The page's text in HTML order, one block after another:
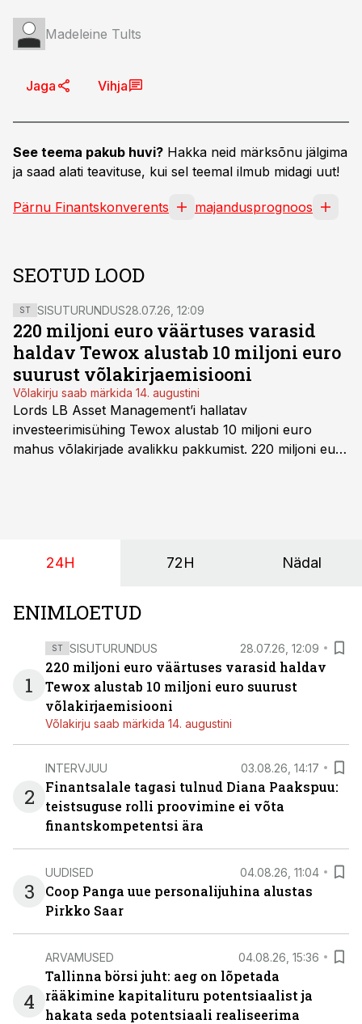
Madeleine Tults
Jaga Vihja
See teema pakub huvi? Hakka neid märksõnu jälgima
ja saad alati teavituse, kui sel teemal ilmub midagi uut!
Pärnu Finantskonverents majandusprognoos
SEOTUD LOOD
ST SISUTURUNDUS28.07.26, 12:09
220 miljoni euro väärtuses varasid
haldav Tewox alustab 10 miljoni euro
suurust võlakirjaemisiooni
Võlakirju saab märkida 14. augustini
Lords LB Asset Management’i hallatav
investeerimisühing Tewox alustab 10 miljoni euro
mahus võlakirjade avalikku pakkumist. 220 miljoni euro
24H 72H Nädal
ENIMLOETUD
1
ST SISUTURUNDUS 28.07.26, 12:09
220 miljoni euro väärtuses varasid haldav
Tewox alustab 10 miljoni euro suurust
võlakirjaemisiooni
Võlakirju saab märkida 14. augustini
2
INTERVJUU 03.08.26, 14:17
Finantsalale tagasi tulnud Diana Paakspuu:
teistsuguse rolli proovimine ei võta
finantskompetentsi ära
3
UUDISED 04.08.26, 11:04
Coop Panga uue personalijuhina alustas
Pirkko Saar
4
ARVAMUSED 04.08.26, 15:36
Tallinna börsi juht: aeg on lõpetada
rääkimine kapitalituru potentsiaalist ja
hakata seda potentsiaali realiseerima